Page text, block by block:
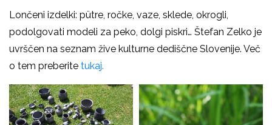
Lončeni izdelki: pütre, ročke, vaze, sklede, okrogli,
podolgovati modeli za peko, dolgi piskri… Štefan Zelko je
uvrščen na seznam žive kulturne dediščne Slovenije. Več
o tem preberite tukaj.